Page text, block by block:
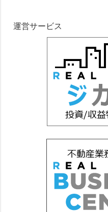
運営サービス